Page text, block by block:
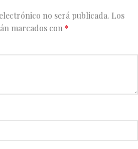
no será publicada. Los
marcados con *